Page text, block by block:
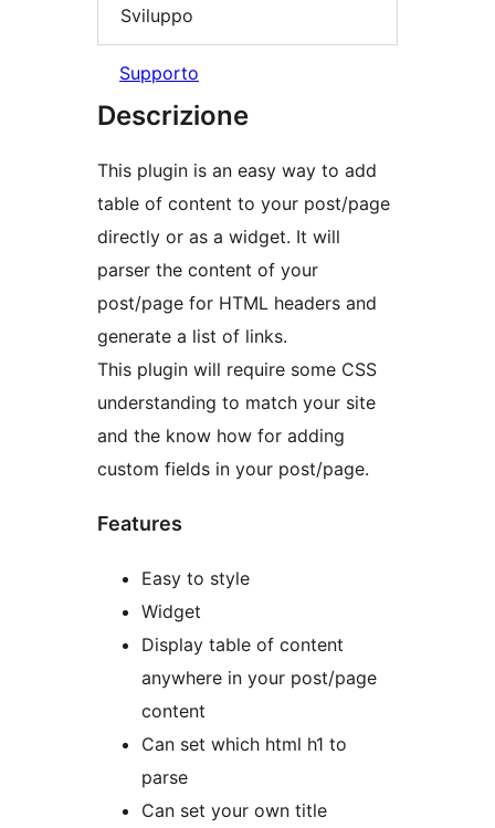
Sviluppo
Supporto
Descrizione
This plugin is an easy way to add
table of content to your post/page
directly or as a widget. It will
parser the content of your
post/page for HTML headers and
generate a list of links.
This plugin will require some CSS
understanding to match your site
and the know how for adding
custom fields in your post/page.
Features
Easy to style
Widget
Display table of content
anywhere in your post/page
content
Can set which html h1 to
parse
Can set your own title